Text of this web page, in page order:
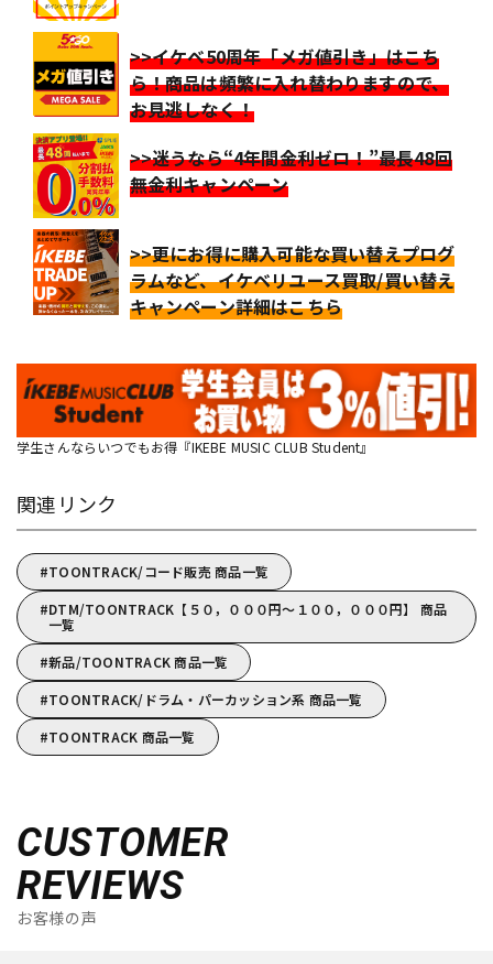
>>イケベ50周年「メガ値引き」はこち
ら！商品は頻繁に入れ替わりますので、
お見逃しなく！
>>迷うなら“4年間金利ゼロ！”最長48回
無金利キャンペーン
>>更にお得に購入可能な買い替えプログ
ラムなど、イケベリユース買取/買い替え
キャンペーン詳細はこちら
学生さんならいつでもお得『IKEBE MUSIC CLUB Student』
関連リンク
TOONTRACK/コード販売 商品一覧
DTM/TOONTRACK【５０，０００円～１００，０００円】 商品
一覧
新品/TOONTRACK 商品一覧
TOONTRACK/ドラム・パーカッション系 商品一覧
TOONTRACK 商品一覧
CUSTOMER
REVIEWS
お客様の声